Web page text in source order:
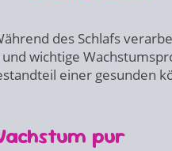
des Schlafs
wichtige
einer gesunden
pur